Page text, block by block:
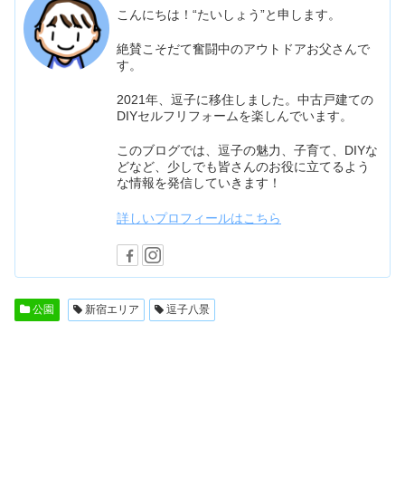
こんにちは！“たいしょう”と申します。
絶賛こそだて奮闘中のアウトドアお父さんで
す。
2021年、逗子に移住しました。中古戸建ての
DIYセルフリフォームを楽しんでいます。
このブログでは、逗子の魅力、子育て、DIYな
どなど、少しでも皆さんのお役に立てるよう
な情報を発信していきます！
詳しいプロフィールはこちら
公園 新宿エリア 逗子八景